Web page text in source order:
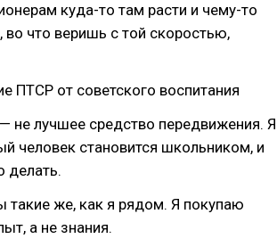
куда-то там расти и чему-то
что веришь с той скоростью,
ПТСР от советского воспитания
не лучшее средство передвижения. Я
человек становится школьником, и
делать.
такие же, как я рядом. Я покупаю
а не знания.